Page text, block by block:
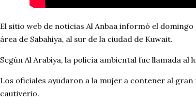
El sitio web de noticias Al Anbaa informó el domingo
área de Sabahiya, al sur de la ciudad de Kuwait.
Según Al Arabiya, la policía ambiental fue llamada al
Los oficiales ayudaron a la mujer a contener al
cautiverio.